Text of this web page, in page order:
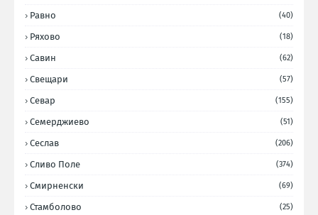
Равно (40)
Ряхово (18)
Савин (62)
Свещари (57)
Севар (155)
Семерджиево (51)
Сеслав (206)
Сливо Поле (374)
Смирненски (69)
Стамболово (25)